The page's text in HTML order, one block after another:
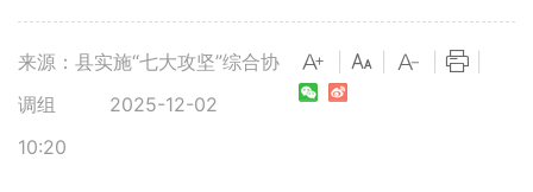
来源：县实施“七大攻坚”综合协
调组
2025-12-02
10:20